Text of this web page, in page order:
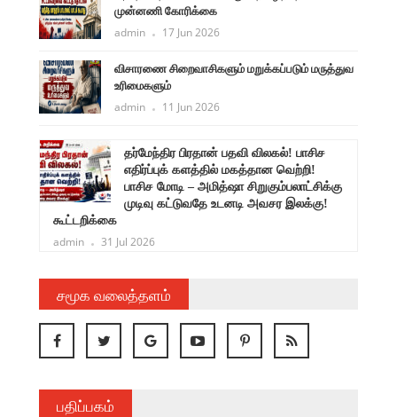
முன்னணி கோரிக்கை
admin 17 Jun 2026
விசாரணை சிறைவாசிகளும் மறுக்கப்படும் மருத்துவ
உரிமைகளும்
admin 11 Jun 2026
தர்மேந்திர பிரதான் பதவி விலகல்! பாசிச
எதிர்ப்புக் களத்தில் மகத்தான வெற்றி!
பாசிச மோடி – அமித்ஷா சிறுகும்பலாட்சிக்கு
முடிவு கட்டுவதே உடனடி அவசர இலக்கு!
கூட்டறிக்கை
admin 31 Jul 2026
சமூக வலைத்தளம்
பதிப்பகம்